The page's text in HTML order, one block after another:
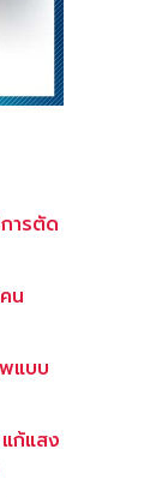
ารตัด
น
แบบ
ก้แสง